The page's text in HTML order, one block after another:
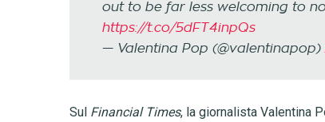
out to be far less welcoming to
https://t.co/5dFT4inpQs
— Valentina Pop (@valentinapop)
Sul Financial Times, la giornalista Valentina